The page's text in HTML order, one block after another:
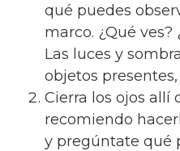
qué puedes
marco. ¿Qué ves?
Las luces y
objetos
Cierra los ojos allí
recomiendo
y pregúntate qué